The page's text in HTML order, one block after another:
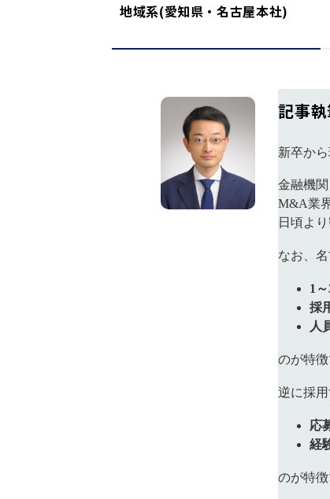
地域系(愛知県・名古屋本社)
記事
新卒か
金融機
M&A業
日頃よ
なお、
1
採
人
のが特徴
逆に採
応
経
のが特徴